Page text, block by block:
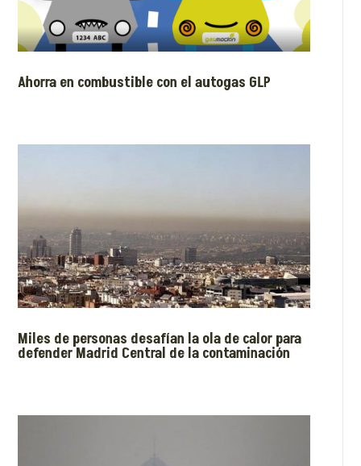
Ahorra en combustible con el autogas GLP
Miles de personas desafían la ola de calor para
defender Madrid Central de la contaminación